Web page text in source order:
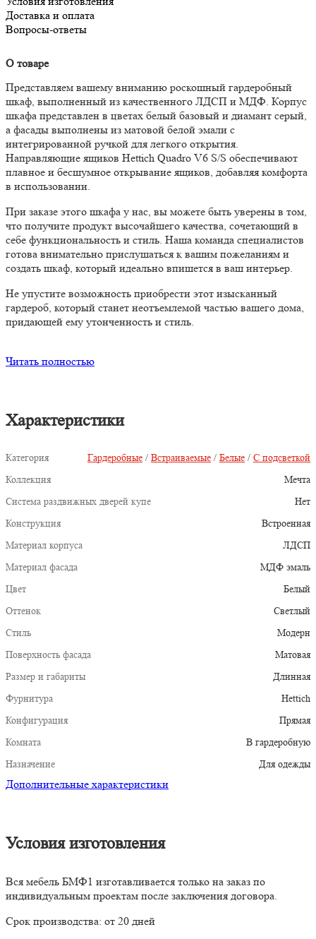
Доставка и оплата
Вопросы-ответы
О товаре
Представляем вашему вниманию роскошный гардеробный
шкаф, выполненный из качественного ЛДСП и МДФ. Корпус
шкафа представлен в цветах белый базовый и диамант серый,
а фасады выполнены из матовой белой эмали с
интегрированной ручкой для легкого открытия.
Направляющие ящиков Hettich Quadro V6 S/S обеспечивают
плавное и бесшумное открывание ящиков, добавляя комфорта
в использовании.
При заказе этого шкафа у нас, вы можете быть уверены в том,
что получите продукт высочайшего качества, сочетающий в
себе функциональность и стиль. Наша команда специалистов
готова внимательно прислушаться к вашим пожеланиям и
создать шкаф, который идеально впишется в ваш интерьер.
Не упустите возможность приобрести этот изысканный
гардероб, который станет неотъемлемой частью вашего дома,
придающей ему утонченность и стиль.
Читать полностью
Характеристики
Категория Гардеробные / Встраиваемые / Белые / С подсветкой
Коллекция
Мечта
Система раздвижных дверей купе
Нет
Конструкция
Встроенная
Материал корпуса
ЛДСП
Материал фасада
МДФ эмаль
Цвет
Белый
Оттенок
Светлый
Стиль
Модерн
Поверхность фасада
Матовая
Размер и габариты
Длинная
Фурнитура
Hettich
Конфигурация
Прямая
Комната
В гардеробную
Назначение
Для одежды
Дополнительные характеристики
Условия изготовления
Вся мебель БМФ1 изготавливается только на заказ по
индивидуальным проектам после заключения договора.
Срок производства: от 20 дней